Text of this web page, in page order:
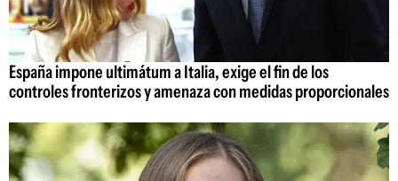
España impone ultimátum a Italia, exige el fin de los
controles fronterizos y amenaza con medidas proporcionales